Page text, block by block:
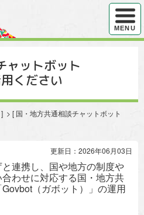
ハンバ
MENU
ャットボット
ください
] > [ 国・地方共通相談チャットボット
更新日：2026年06月03日
連携し、国や地方の制度や
わせに対応する国・地方共
（ガボット）」の運用